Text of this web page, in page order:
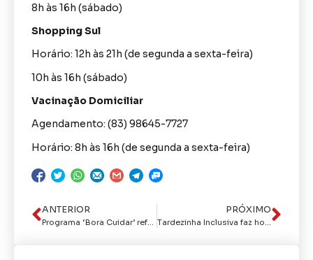
8h às 16h (sábado)
Shopping Sul
Horário: 12h às 21h (de segunda a sexta-feira)
10h às 16h (sábado)
Vacinação Domiciliar
Agendamento: (83) 98645-7727
Horário: 8h às 16h (de segunda a sexta-feira)
ANTERIOR
Programa ‘Bora Cuidar’ reforça ações de zeladoria no Centro Histórico de João Pessoa
PRÓXIMO
Tardezinha Inclusiva faz homenagem aos pais e realiza Baile TEA